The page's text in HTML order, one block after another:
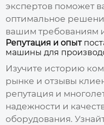
экспертов поможет
оптимальное
вашим требованиям
Репутация и опыт
машины для
Изучите историю
рынке и отзывы
репутация и
надежности и
оборудования.